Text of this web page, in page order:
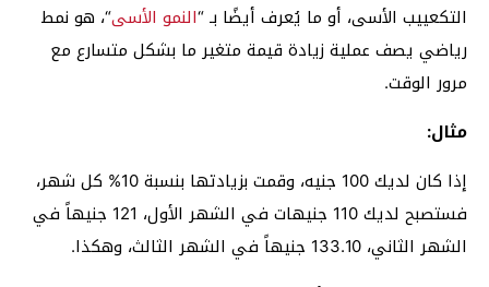
التكعييب الأسى، أو ما يُعرف أيضًا بـ “النمو الأسى“، هو نمط
رياضي يصف عملية زيادة قيمة متغير ما بشكل متسارع مع
مرور الوقت.
مثال:
إذا كان لديك 100 جنيه، وقمت بزيادتها بنسبة 10% كل شهر،
فستصبح لديك 110 جنيهات في الشهر الأول، 121 جنيهاً في
الشهر الثاني، 133.10 جنيهاً في الشهر الثالث، وهكذا.